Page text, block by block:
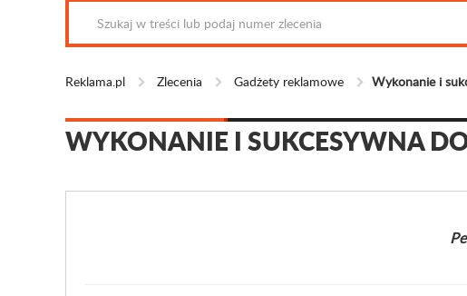
Reklama.pl Zlecenia Gadżety reklamowe Wykonanie i
WYKONANIE I SUKCESYWNA